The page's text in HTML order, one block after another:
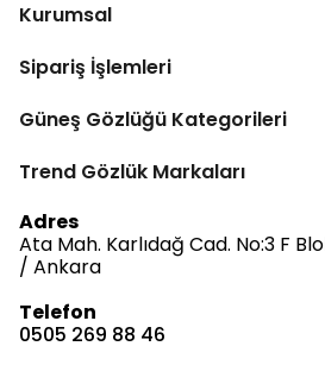
Kurumsal
Sipariş İşlemleri
Güneş Gözlüğü Kategorileri
Trend Gözlük Markaları
Adres
Ata Mah. Karlıdağ Cad. No:3 F
/ Ankara
Telefon
0505 269 88 46